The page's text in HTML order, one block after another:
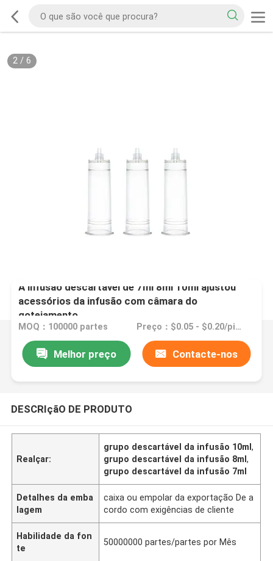
2/ 6
A infusão descartável de 7ml 8ml 10ml ajustou
acessórios da infusão com câmara do
gotejamento
MOQ：100000 partes Preço：$0.05 - $0.20/pieces
Melhor preço Contacte-nos
DESCRIçãO DE PRODUTO
Realçar:
grupo descartável da infusão 10ml,
grupo descartável da infusão 8ml,
grupo descartável da infusão 7ml
Detalhes da emba
lagem
caixa ou empolar da exportação De a
cordo com exigências de cliente
Habilidade da fon
te
50000000 partes/partes por Mês